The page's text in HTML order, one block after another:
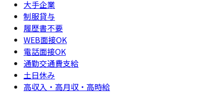
大手企業
制服貸与
履歴書不要
WEB面接OK
電話面接OK
通勤交通費支給
土日休み
高収入・高月収・高時給